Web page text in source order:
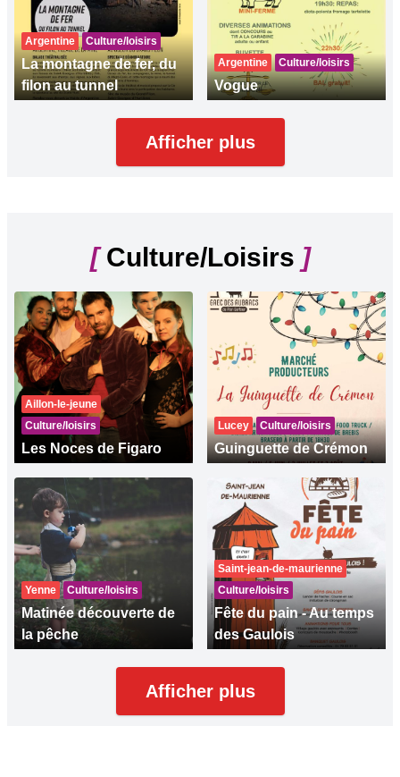
Argentine Culture/loisirs
La montagne de fer, du
filon au tunnel
Argentine Culture/loisirs
Vogue
Afficher plus
[Culture/Loisirs ]
Aillon-le-jeune
Culture/loisirs
Les Noces de Figaro
Lucey Culture/loisirs
Guinguette de Crémon
Yenne Culture/loisirs
Matinée découverte de
la pêche
Saint-jean-de-maurienne
Culture/loisirs
Fête du pain - Au temps
des Gaulois
Afficher plus